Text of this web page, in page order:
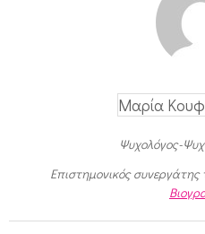
Μαρία
Ψυχολόγος-
Επιστημονικός συνεργάτης